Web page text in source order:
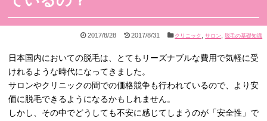
2017/8/28 2017/8/31 クリニック ,サロン 脱毛の基礎知識
日本国内においての脱毛は、とてもリーズナブルな費用で気軽に受
けれるような時代になってきました。
サロンやクリニックの間での価格競争も行われているので、より安
価に脱毛できるようになるかもしれません。
しかし、その中でどうしても不安に感じてしまうのが「安全性」で